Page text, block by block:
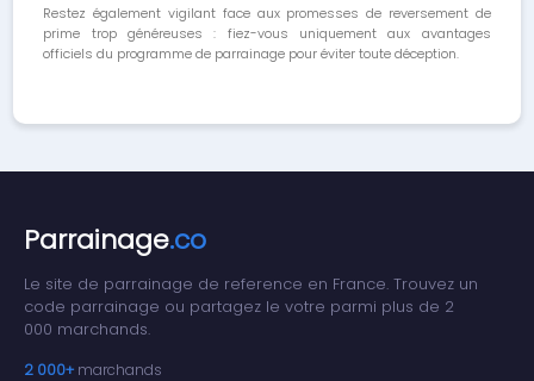
Restez également vigilant face aux promesses de reversement de
prime trop généreuses : fiez-vous uniquement aux avantages
officiels du programme de parrainage pour éviter toute déception.
Parrainage.co
Le site de parrainage de reference en France. Trouvez un
code parrainage ou partagez le votre parmi plus de 2
000 marchands.
2 000+ marchands